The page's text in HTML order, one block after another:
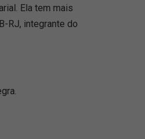
Ela tem mais
RJ, integrante do